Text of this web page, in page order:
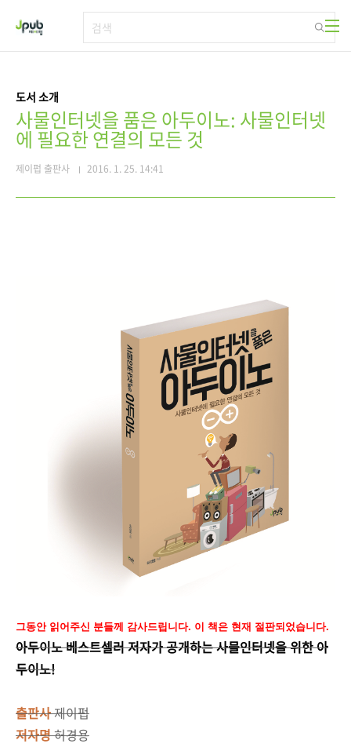
도서 소개
사물인터넷을 품은 아두이노: 사물인터넷
에 필요한 연결의 모든 것
제이펍 출판사 2016. 1. 25. 14:41
그동안 읽어주신 분들께 감사드립니다. 이 책은 현재 절판되었습니다.
아두이노 베스트셀러 저자가 공개하는 사물인터넷을 위한 아
두이노!
출판사제이펍
저자명허경용